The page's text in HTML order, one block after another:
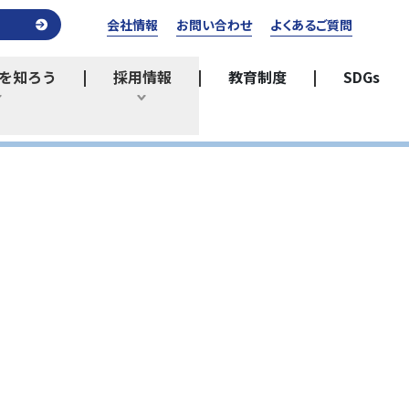
知ろう
ひらく
採用情報
ひらく
教育制度 SDGs
会社情報 お問い合わせ よくあるご質問